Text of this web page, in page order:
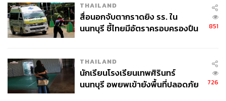
THAILAND
สื่อนอกจับตากราดยิง รร. ใน
นนทบุรี ชี้ไทยมีอัตราครอบครองปืน
851
THAILAND
นักเรียนโรงเรียนเทพศิรินทร์
นนทบุรี อพยพเข้ายังพื้นที่ปลอดภัย
726